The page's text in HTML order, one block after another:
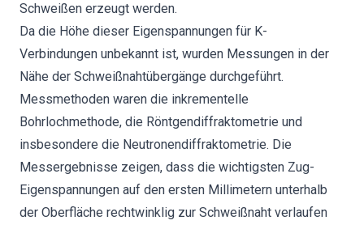
Schweißen erzeugt werden.
Da die Höhe dieser Eigenspannungen für K-
Verbindungen unbekannt ist, wurden Messungen in der
Nähe der Schweißnahtübergänge durchgeführt.
Messmethoden waren die inkrementelle
Bohrlochmethode, die Röntgendiffraktometrie und
insbesondere die Neutronendiffraktometrie. Die
Messergebnisse zeigen, dass die wichtigsten Zug-
Eigenspannungen auf den ersten Millimetern unterhalb
der Oberfläche rechtwinklig zur Schweißnaht verlaufen